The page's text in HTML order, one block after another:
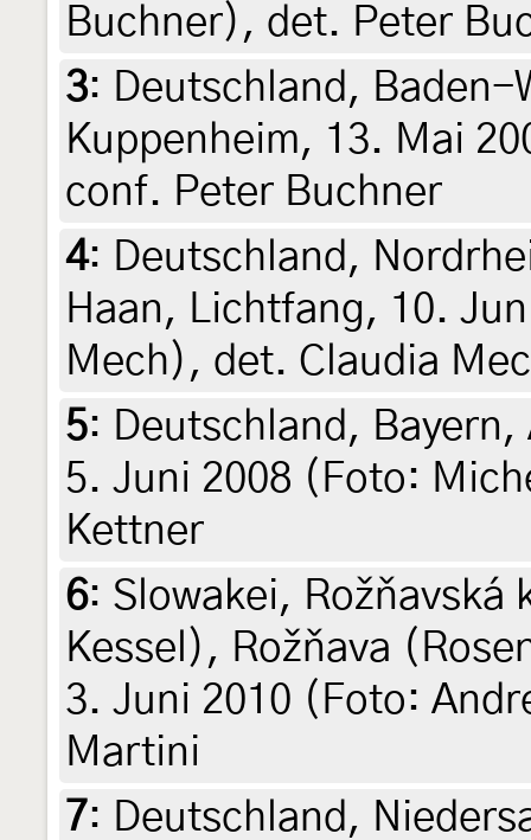
Buchner), det. Peter
3: Deutschland,
Kuppenheim, 13. Mai
conf. Peter Buchner
4: Deutschland,
Haan, Lichtfang, 10.
Mech), det. Claudia
5: Deutschland,
5. Juni 2008 (Foto:
Kettner
6: Slowakei, Rožňavská
Kessel), Rožňava
3. Juni 2010 (Foto:
Martini
7: Deutschland,